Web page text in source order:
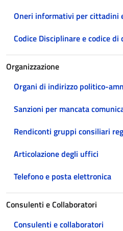
Oneri informativi per cittadini
Codice Disciplinare e codice di
Organizzazione
Organi di indirizzo politico-
Sanzioni per mancata
Rendiconti gruppi consiliari
Articolazione degli uffici
Telefono e posta elettronica
Consulenti e Collaboratori
Consulenti e collaboratori